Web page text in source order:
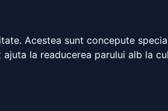
Acestea sunt concepute
la readucerea parului alb la